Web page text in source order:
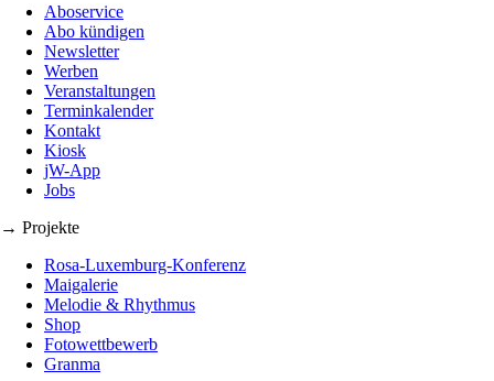
Aboservice
Abo kündigen
Newsletter
Werben
Veranstaltungen
Terminkalender
Kontakt
Kiosk
jW-App
Jobs
→ Projekte
Rosa-Luxemburg-Konferenz
Maigalerie
Melodie & Rhythmus
Shop
Fotowettbewerb
Granma